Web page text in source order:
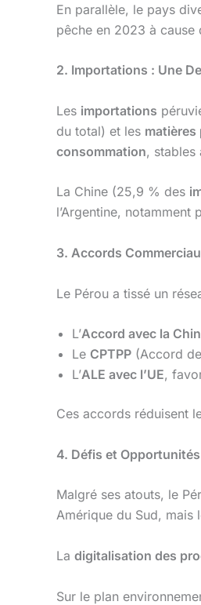
En parallèle, le pays
pêche en 2023 à cause
2. Importations : Une
Les importations
du total) et les matières
consommation, stables
La Chine (25,9 % des
l’Argentine,
3. Accords
Le Pérou a tissé un
L’Accord avec la
Le CPTPP (Accord
L’ALE avec l’UE,
Ces accords réduisent
4. Défis et
Malgré ses atouts, le
Amérique du Sud, mais
La digitalisation des
Sur le plan